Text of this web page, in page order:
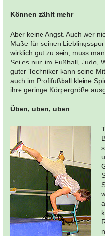
Können zählt mehr
Aber keine Angst. Auch wer
Maße für seinen
wirklich gut zu sein, muss
Sei es nun im Fußball, Judo,
guter Techniker kann seine
auch im Profifußball kleine
ihre geringe Körpergröße
Üben, üben, üben